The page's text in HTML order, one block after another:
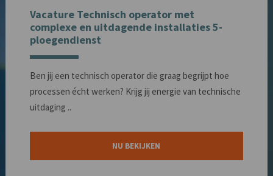
Vacature Technisch operator met
complexe en uitdagende installaties 5-
ploegendienst
Ben jij een technisch operator die graag begrijpt hoe
processen écht werken? Krijg jij energie van technische
uitdaging ..
NU BEKIJKEN